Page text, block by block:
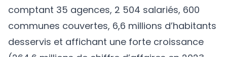
comptant 35 agences, 2 504 salariés, 600
communes couvertes, 6,6 millions d’habitants
desservis et affichant une forte croissance